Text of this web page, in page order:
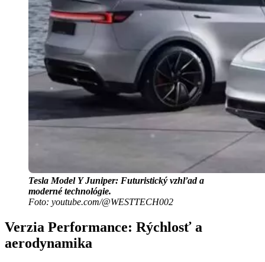
Tesla Model Y Juniper: Futuristický vzhľad a
moderné technológie.
Foto: youtube.com/@WESTTECH002
Verzia Performance: Rýchlosť a
aerodynamika